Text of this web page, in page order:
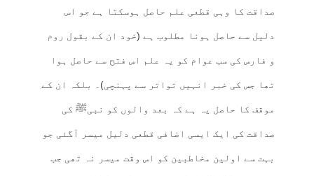
صداقت کا وہی قطعی علم حاصل ہوسکتا ہے جو اس
دلیل سے حاصل ہونا مطلوب ہے (خود ان کے بقول روم
و فارس کی سب عوام کو یہ علم اس فتح سے حاصل ہوا
تھا جس کی خبر انہیں تواتر سے پہنچی)۔ بلکہ ان کے
موقف کا حاصل یہ ہے کہ بعد والوں کو نبیﷺ کی
صداقت کی ایک ایسی اضافی قطعی دلیل میسر آگئی جو
بہت سے اولین مخاطبین کو اس وقت میسر نہ تھی جب